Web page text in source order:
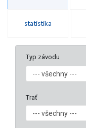
statistika
Typ závodu
Trať